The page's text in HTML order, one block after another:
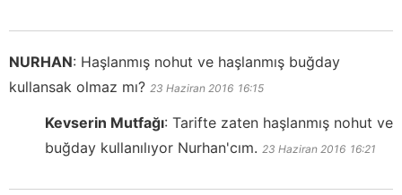
NURHAN: Haşlanmış nohut ve haşlanmış buğday
kullansak olmaz mı? 23 Haziran 2016 16:15
Kevserin Mutfağı: Tarifte zaten haşlanmış nohut ve
buğday kullanılıyor Nurhan'cım. 23 Haziran 2016 16:21